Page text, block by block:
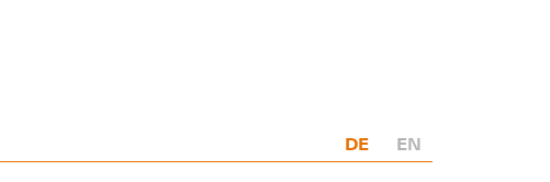
DE EN